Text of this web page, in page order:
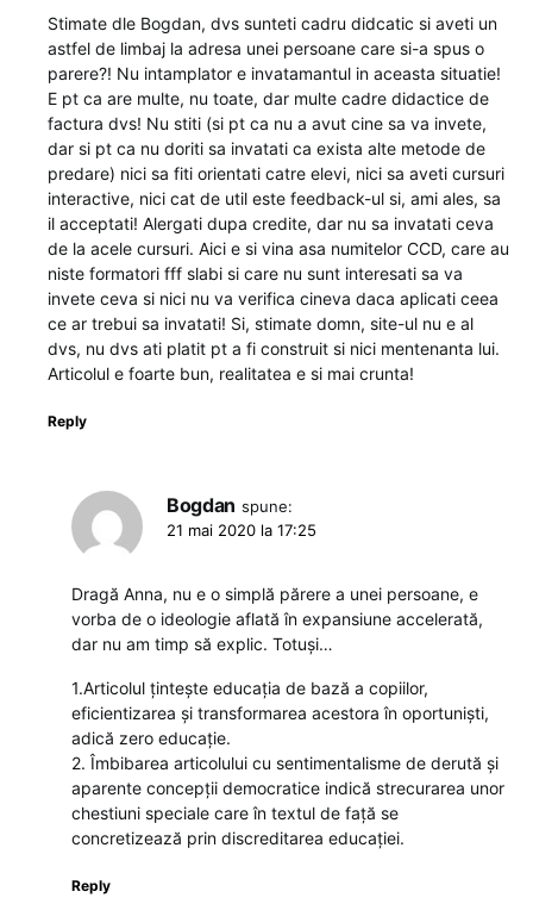
Stimate dle Bogdan, dvs sunteti cadru didcatic si aveti un
astfel de limbaj la adresa unei persoane care si-a spus o
parere?! Nu intamplator e invatamantul in aceasta situatie!
E pt ca are multe, nu toate, dar multe cadre didactice de
factura dvs! Nu stiti (si pt ca nu a avut cine sa va invete,
dar si pt ca nu doriti sa invatati ca exista alte metode de
predare) nici sa fiti orientati catre elevi, nici sa aveti cursuri
interactive, nici cat de util este feedback-ul si, ami ales, sa
il acceptati! Alergati dupa credite, dar nu sa invatati ceva
de la acele cursuri. Aici e si vina asa numitelor CCD, care au
niste formatori fff slabi si care nu sunt interesati sa va
invete ceva si nici nu va verifica cineva daca aplicati ceea
ce ar trebui sa invatati! Si, stimate domn, site-ul nu e al
dvs, nu dvs ati platit pt a fi construit si nici mentenanta lui.
Articolul e foarte bun, realitatea e si mai crunta!
Reply
Bogdan spune:
21 mai 2020 la 17:25
Dragă Anna, nu e o simplă părere a unei persoane, e
vorba de o ideologie aflată în expansiune accelerată,
dar nu am timp să explic. Totuși…
1.Articolul țintește educația de bază a copiilor,
eficientizarea și transformarea acestora în oportuniști,
adică zero educație.
2. Îmbibarea articolului cu sentimentalisme de derută și
aparente concepții democratice indică strecurarea unor
chestiuni speciale care în textul de față se
concretizează prin discreditarea educației.
Reply